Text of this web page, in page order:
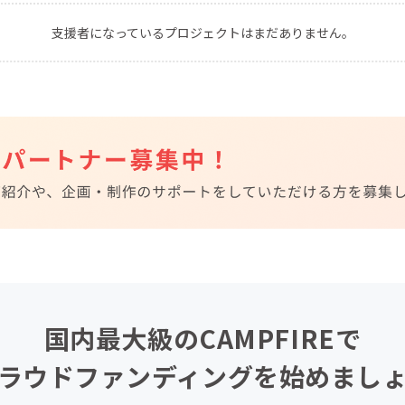
CAMPFIRE for Social Good
CAMPFIRE Creation
CAMPFIREふるさと納税
machi-ya コミュニティ
支援者になっているプロジェクトはまだありません。
国内最大級のCAMPFIREで
ウドファンディングを始めまし